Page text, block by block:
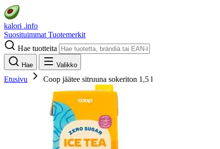
kalori .info
Suosituimmat Tuotemerkit
Hae tuotteita
Hae Valikko
Etusivu Coop jäätee sitruuna sokeriton 1,5 l